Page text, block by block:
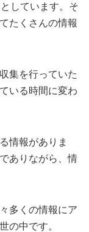
しています。そ
たくさんの情報
集を行っていた
いる時間に変わ
情報がありま
ありながら、情
多くの情報にア
の中です。